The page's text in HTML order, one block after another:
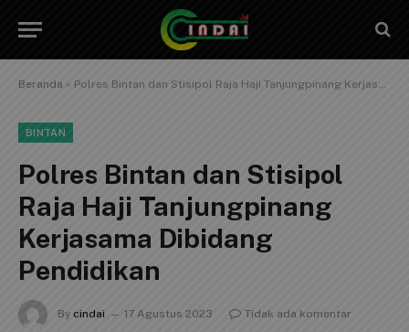
Beranda » Polres Bintan dan Stisipol Raja Haji Tanjungpinang Kerjasama Dibidang Pendidikan
BINTAN
Polres Bintan dan Stisipol
Raja Haji Tanjungpinang
Kerjasama Dibidang
Pendidikan
By cindai 17 Agustus 2023
Tidak ada komentar